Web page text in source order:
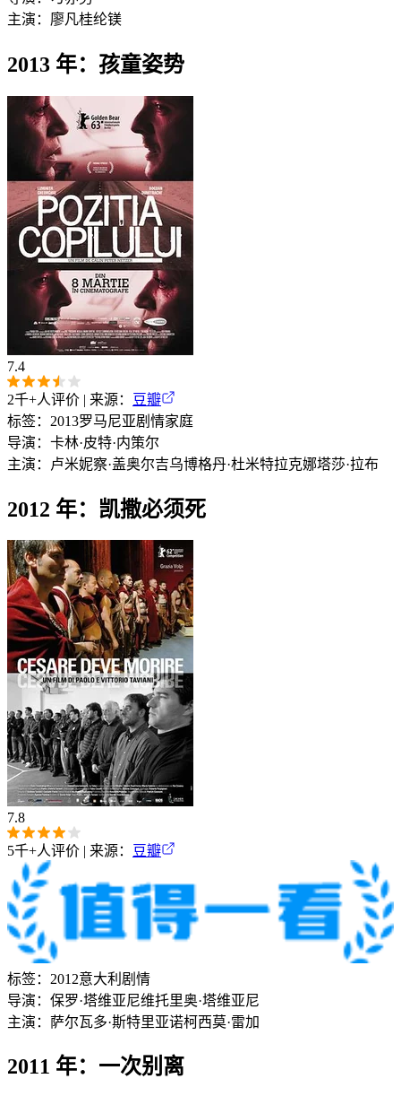
主演： 廖凡桂纶镁
2013 年：孩童姿势
7.4
2千+人评价 | 来源：
豆瓣
标签： 2013罗马尼亚剧情家庭
导演： 卡林·皮特·内策尔
主演：
卢米妮察·盖奥尔吉乌博格丹·杜米特拉克娜塔莎·拉布
2012 年：凯撒必须死
7.8
5千+人评价 | 来源： 豆瓣
标签： 2012意大利 剧情
导演： 保罗·塔维亚尼维托里奥·塔维亚尼
主演： 萨尔瓦多·斯特里亚诺柯西莫·雷加
2011 年：一次别离